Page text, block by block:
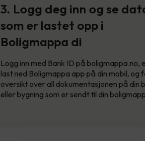
3. Logg deg inn og se
som er lastet opp i
Boligmappa di
Logg inn med Bank ID på boligmappa.no,
last ned Boligmappa app på din mobil, og
oversikt over all dokumentasjonen på din
eller bygning som er sendt til din